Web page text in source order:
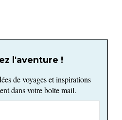
l'aventure !
de voyages et inspirations
dans votre boîte mail.